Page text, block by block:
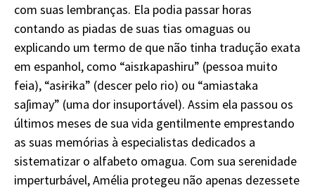
com suas lembranças. Ela podia passar horas
contando as piadas de suas tias omaguas ou
explicando um termo de que não tinha tradução exata
em espanhol, como “aisɪkapashiru” (pessoa muito
feia), “asɨrɨka” (descer pelo rio) ou “amiastaka
saʃimay” (uma dor insuportável). Assim ela passou os
últimos meses de sua vida gentilmente emprestando
as suas memórias à especialistas dedicados a
sistematizar o alfabeto omagua. Com sua serenidade
imperturbável, Amélia protegeu não apenas dezessete